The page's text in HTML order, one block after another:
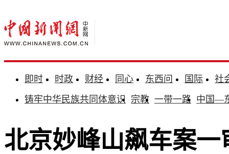
即时 时政 财经 同心 东西问 国际
社
铸牢中华民族共同体意识 宗教 一带一路 中国—
北京妙峰山飙车案